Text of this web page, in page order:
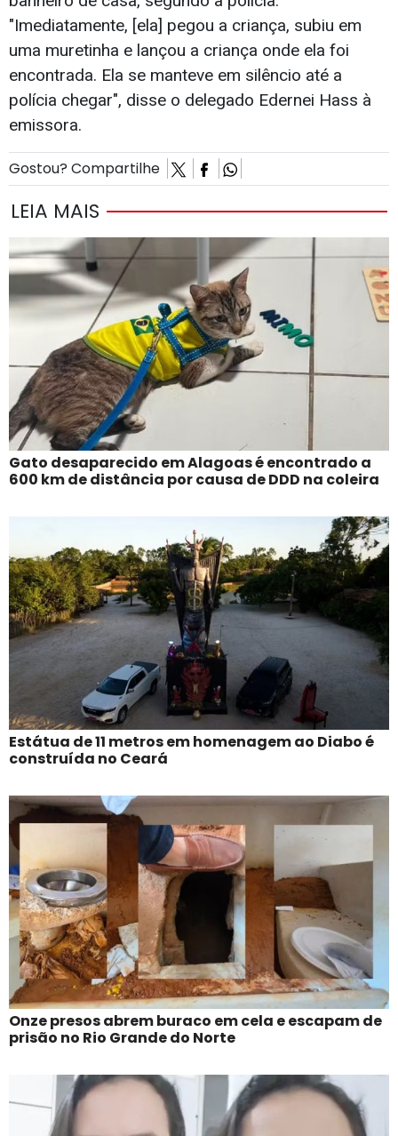
"Imediatamente, [ela] pegou a criança, subiu em
uma muretinha e lançou a criança onde ela foi
encontrada. Ela se manteve em silêncio até a
polícia chegar", disse o delegado Edernei Hass à
emissora.
Gostou? Compartilhe
LEIA MAIS
Gato desaparecido em Alagoas é encontrado a
600 km de distância por causa de DDD na coleira
Estátua de 11 metros em homenagem ao Diabo é
construída no Ceará
Onze presos abrem buraco em cela e escapam de
prisão no Rio Grande do Norte